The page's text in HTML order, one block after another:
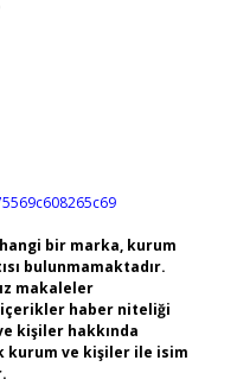
bir marka, kurum
bulunmamaktadır.
makaleler
içerikler haber niteliği
kişiler hakkında
kurum ve kişiler ile isim